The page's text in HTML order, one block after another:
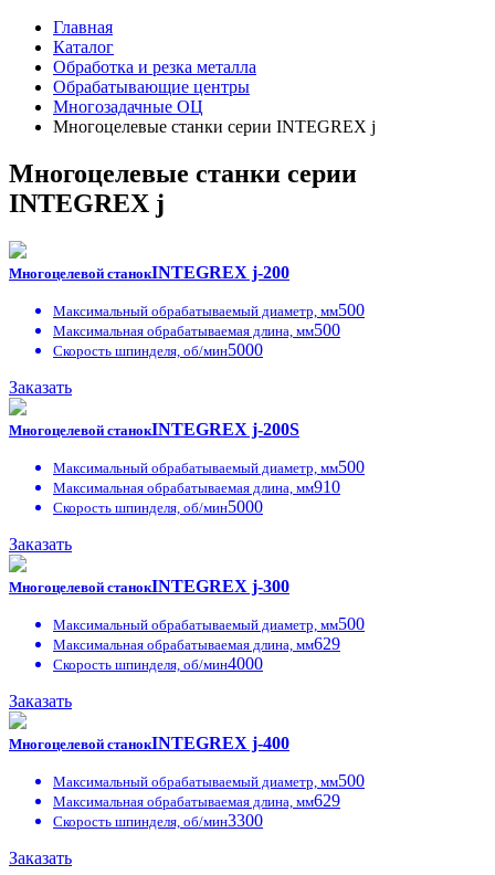
Главная
Каталог
Обработка и резка металла
Обрабатывающие центры
Многозадачные ОЦ
Многоцелевые станки серии INTEGREX j
Многоцелевые станки серии
INTEGREX j
Многоцелевой станокINTEGREX j-200
Максимальный обрабатываемый диаметр, мм500
Максимальная обрабатываемая длина, мм500
Скорость шпинделя, об/мин5000
Заказать
Многоцелевой станокINTEGREX j-200S
Максимальный обрабатываемый диаметр, мм500
Максимальная обрабатываемая длина, мм910
Скорость шпинделя, об/мин5000
Заказать
Многоцелевой станокINTEGREX j-300
Максимальный обрабатываемый диаметр, мм500
Максимальная обрабатываемая длина, мм629
Скорость шпинделя, об/мин4000
Заказать
Многоцелевой станокINTEGREX j-400
Максимальный обрабатываемый диаметр, мм500
Максимальная обрабатываемая длина, мм629
Скорость шпинделя, об/мин3300
Заказать